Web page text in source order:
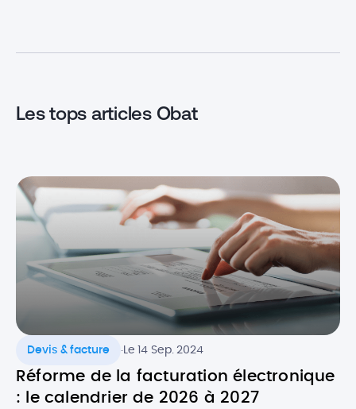
Les tops articles Obat
Devis & facture .Le 14 Sep. 2024
Réforme de la facturation électronique
: le calendrier de 2026 à 2027